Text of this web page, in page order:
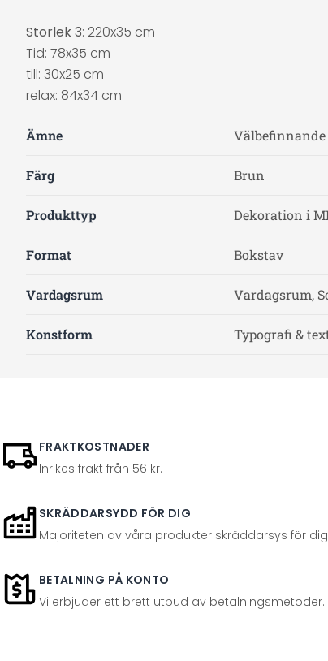
Storlek 3: 220x35 cm
Tid: 78x35 cm
till: 30x25 cm
relax: 84x34 cm
Ämne Välbefinnande
Färg Brun
Produkttyp Dekoration i
Format Bokstav
Vardagsrum Vardagsrum,
Konstform Typografi &
FRAKTKOSTNADER
Inrikes frakt från 56 kr.
SKRÄDDARSYDD FÖR DIG
Majoriteten av våra produkter skräddarsys för
BETALNING PÅ KONTO
Vi erbjuder ett brett utbud av